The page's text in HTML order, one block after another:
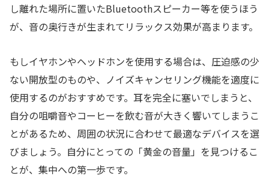
し離れた場所に置いたBluetoothスピーカー等を使うほう
が、音の奥行きが生まれてリラックス効果が高まります。
もしイヤホンやヘッドホンを使用する場合は、圧迫感の少
ない開放型のものや、ノイズキャンセリング機能を適度に
使用するのがおすすめです。耳を完全に塞いでしまうと、
自分の咀嚼音やコーヒーを飲む音が大きく響いてしまうこ
とがあるため、周囲の状況に合わせて最適なデバイスを選
びましょう。自分にとっての「黄金の音量」を見つけるこ
とが、集中への第一歩です。